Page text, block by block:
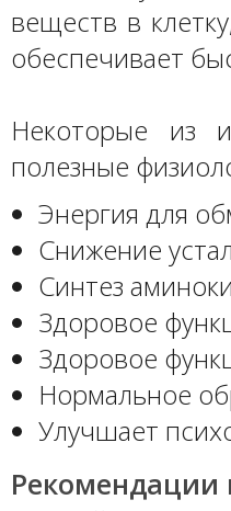
веществ в
обеспечивает
Некоторые из
полезные
Энергия для
Снижение
Синтез
Здоровое
Здоровое
Нормальное
Улучшает